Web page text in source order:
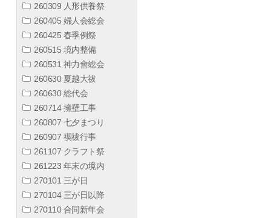
260309 人形供養祭
260405 婦人会総会
260425 春季例祭
260515 境内整備
260531 神力會総会
260630 夏越大祓
260630 総代会
260714 擁壁工事
260807 七夕まつり
260907 禊祓行事
261107 クラフト祭
261223 年末の境内
270101 三が日
270104 三が日以降
270110 合同新年会